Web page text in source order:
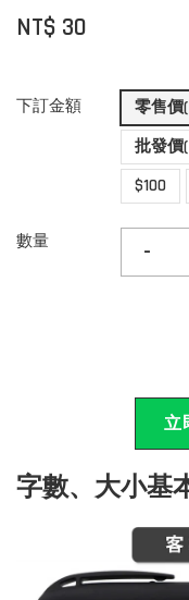
NT$ 30
下訂金額
零售價
批發價
$100
數量 -
立
字數、大小基